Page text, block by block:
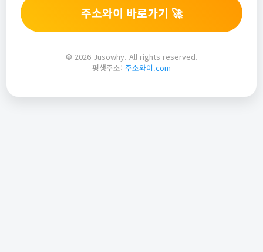
주소와이 바로가기 🚀
© 2026 Jusowhy. All rights reserved.
평생주소: 주소와이.com